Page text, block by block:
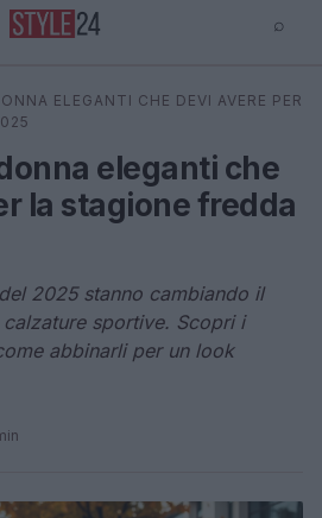
⌕
⌕ ×
ELEGANTI CHE DEVI AVERE PER
eleganti che
la stagione fredda
2025 stanno cambiando il
sportive. Scopri i
abbinarli per un look